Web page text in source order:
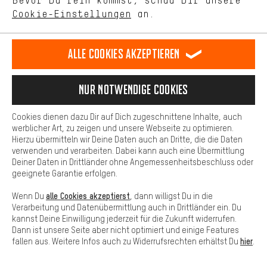
M | 1 1/8" - 1,5" tapered | 50 mm: 71425-7154
satin metallic spruce-birch-smoke | 27,5" (650B), 28" |
XL | 1 1/8" - 1,5" tapered | 50 mm: 71425-7158
Lieferumfang:
1 x Rahmen Specialized Crux DSW
Hersteller:
Specialized Germany GmbH
Hauptstraße 4
83607 Föching
Deutschland
www.specialized.com/contact-us
Verwandte Produkte
Cookie-Einstellungen an.
unseres Shop-Angebots.
Dein Shopping-Erlebnis wird komfortabler. Mit Komfort-Cookies
stellen wir Verknüpfungen zu Social Media Plattformen her. So
können wir dir weitere nützliche Inhalte und Informationen zur
Verfügung stellen. Zudem hast du die Möglichkeit zusätzliche
Services zu nutzen, die es dir erleichtern die richtigen Produkte zu
finden. Beispielsweise bieten wir eine Chat-Funktion an, damit
Fragen schnell und unkompliziert beantwortet werden können.
Basis
Basis-Cookies gewährleisten, dass Du unsere Webseite
grundsätzlich nutzen kannst.
Alle Cookies akzeptieren
Nur Notwendige Cookies
Cookies dienen dazu Dir auf Dich zugeschnittene Inhalte, auch
werblicher Art, zu zeigen und unsere Webseite zu optimieren.
Hierzu übermitteln wir Deine Daten auch an Dritte, die die Daten
verwenden und verarbeiten. Dabei kann auch eine Übermittlung
Deiner Daten in Drittländer ohne Angemessenheitsbeschluss oder
geeignete Garantie erfolgen.
Wenn Du alle Cookies akzeptierst , dann willigst Du in die
Verarbeitung und Datenübermittlung auch in Drittländer ein. Du
kannst Deine Einwilligung jederzeit für die Zukunft widerrufen.
Dann ist unsere Seite aber nicht optimiert und einige Features
fallen aus. Weitere Infos auch zu Widerrufsrechten erhältst Du hier